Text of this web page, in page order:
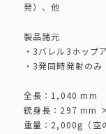
発）、他
製品諸元
・3バレル3ホップ
・3発同時発射のみ
全長：1,040 mm
銃身長：297 mm
重量：2,000g（空